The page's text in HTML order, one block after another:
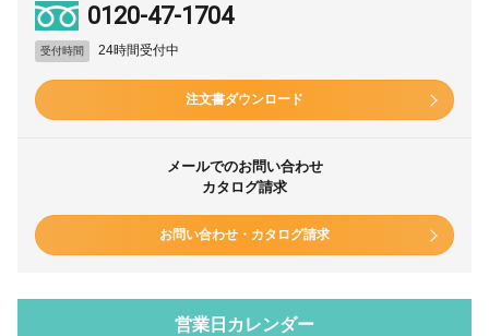
0120-47-1704
受付時間 24時間受付中
注文書ダウンロード
メールでのお問い合わせ
カタログ請求
お問い合わせ・カタログ請求
営業日カレンダー